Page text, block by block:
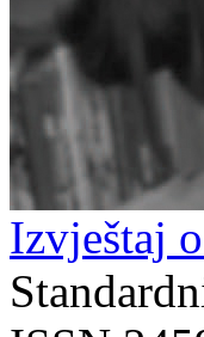
Izvještaj